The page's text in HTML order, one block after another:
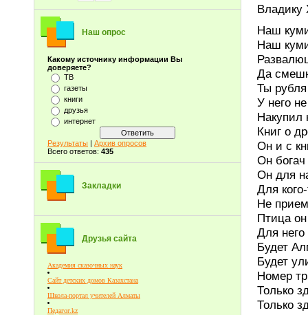
Наш опрос
Какому источнику информации Вы
доверяете?
ТВ
газеты
книги
друзья
интернет
Результаты | Архив опросов
Всего ответов: 435
Закладки
Друзья сайта
Академия сказочных наук
Сайт детских домов Казахстана
Школа-портал учителей Алматы
Педагог.kz
Владику
Наш
Наш
Да
Ты
У него
Накупил
Книг о
Он и с
Он
Он для
Для
Не
Птица
Для
Будет
Будет
Номер
Только
Только